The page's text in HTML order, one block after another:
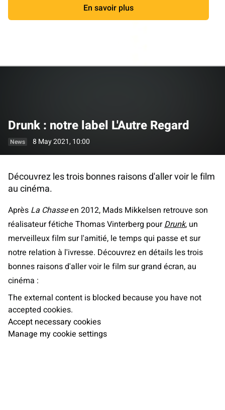
En savoir plus
Drunk : notre label L'Autre Regard
News 8 May 2021, 10:00
Découvrez les trois bonnes raisons d'aller voir le film
au cinéma.
Après La Chasseen 2012, Mads Mikkelsen retrouve son
réalisateur fétiche Thomas Vinterberg pourDrunk, un
merveilleux film sur l'amitié, le temps qui passe et sur
notre relation à l'ivresse. Découvrez en détails les trois
bonnes raisons d'aller voir le film sur grand écran, au
cinéma :
The external content is blocked because you have not
accepted cookies.
Accept necessary cookies
Manage my cookie settings